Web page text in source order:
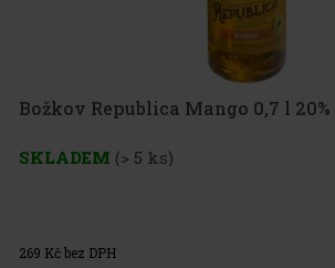
Božkov Republica Mango 0,7 l 20%
SKLADEM (> 5 ks)
269 Kč bez DPH